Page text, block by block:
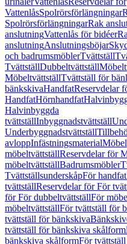
VattenlåsSpolrörsförlängningar
SpolrörsförlängningarRak
anslutningVattenlås för bidéer
anslutningAnslutningsböjar
och badrumsmöblerTvättställ
TvättställDubbeltvättställ
MöbeltvättställTvättställ för
bänkskivaHandfatReservdelar
HandfatHörnhandfat
Halvinbyggda
tvättställInbyggnadstvättställ
Underbyggnadstvättställ
avloppInfästningsmaterial
möbeltvättställReservdelar för
möbeltvättställBadrumsmöbler
TvättställsunderskåpFör handfat
tvättställReservdelar för För
för För dubbeltvättställFör
möbeltvättställFör tvättställ för
tvättställ för bänkskiva
tvättställ för bänkskiva skålform
bänkskiva skålformFör